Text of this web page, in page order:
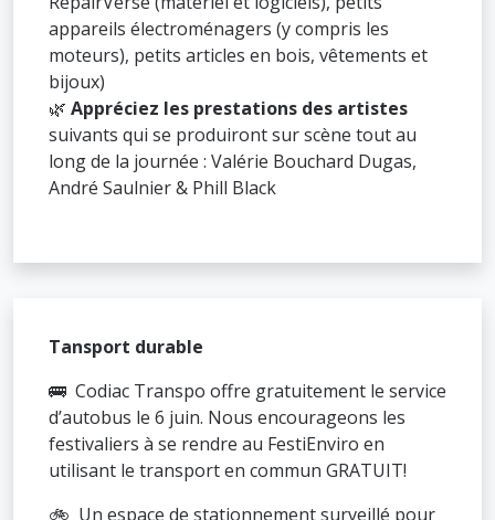
appareils électroménagers (y compris les
moteurs), petits articles en bois, vêtements et
bijoux)
🌿 Appréciez les prestations des artistes
suivants qui se produiront sur scène tout au
long de la journée : Valérie Bouchard Dugas,
André Saulnier & Phill Black
Tansport durable
🚌 Codiac Transpo offre gratuitement le service
d’autobus le 6 juin. Nous encourageons les
festivaliers à se rendre au FestiEnviro en
utilisant le transport en commun GRATUIT!
🚲 Un espace de stationnement surveillé pour